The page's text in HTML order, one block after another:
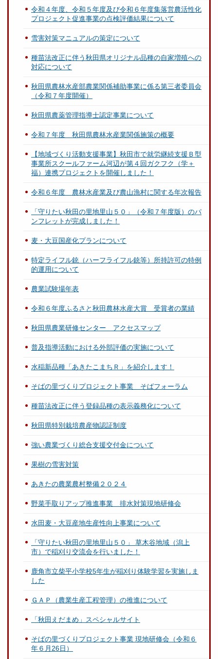
令和４年度、令和５年度及び令和６年度集落営農活性化
プロジェクト促進事業の点検評価結果について
雪害対策マニュアルの策定について
種苗法改正に伴う秋田県オリジナル品種の自家増殖への
対応について
秋田県農林水産部農業関係補助事業に係る第三者委員会
（令和７年度開催）
秋田県農薬管理指導士認定事業について
令和７年度 秋田県農林水産業関係施策の概要
【地域づくり活動支援事業】秋田市で就労継続支援Ｂ型
事業所スクールファーム河辺が第４回ガクフク（学＋
福）連携プロジェクトを開催しました！
令和６年度 農林水産業及び農山漁村に関する年次報告
「守りたい秋田の里地里山５０」（令和７年度版）のパ
ンフレットが完成しました！
麦・大豆国産化プランについて
特定ライフル銃（ハーフライフル銃等）所持許可の特例
的運用について
農業試験場年表
令和６年度ふるさと秋田農林水産大賞 受賞者の業績
秋田県農業研修センター アクセスマップ
普及指導活動における外部評価の実施について
水稲新品種「あきたこまちＲ」を紹介します！
そばの里づくりプロジェクト事業 そばフォーラム
種苗法改正に伴う登録品種の表示義務化について
秋田県特別栽培農産物認証制度
強い農業づくり総合支援交付金について
果樹の雪害対策
あきたの農業農村整備２０２４
野菜手取りアップ推進事業 排水対策現地研修会
水田麦・大豆産地生産性向上事業について
「守りたい秋田の里地里山５０」 草木谷地域（潟上
市）で稲刈り交流会を行いました！
鹿角市立柴平小学校5年生が稲刈り体験学習を実施しま
した
ＧＡＰ（農業生産工程管理）の推進について
「秋田えだまめ」スペシャルサイト
そばの里づくりプロジェクト事業 現地研修会（令和６
年６月26日）